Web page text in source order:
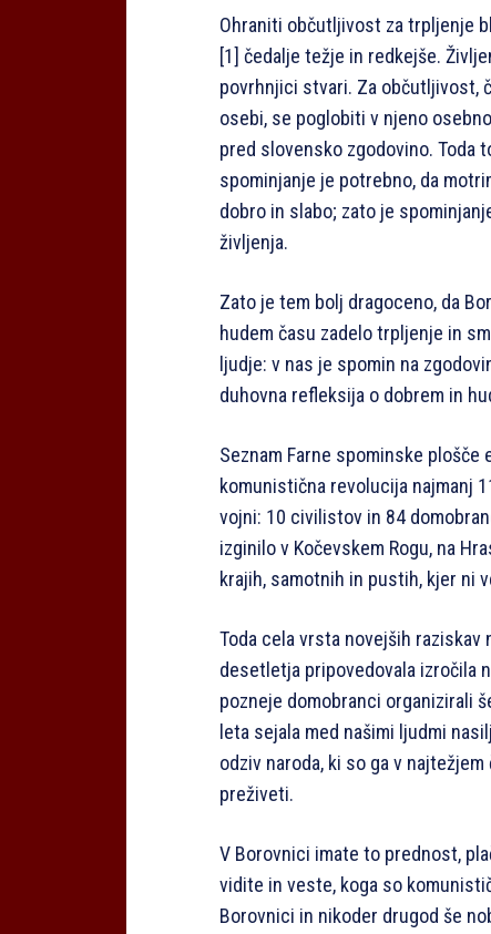
Ohraniti občutljivost za trpljenje
[1] čedalje težje in redkejše.
povrhnjici stvari. Za občutljivost,
osebi, se poglobiti v njeno
pred slovensko zgodovino. Toda
spominjanje je potrebno, da
dobro in slabo; zato je
življenja.
Zato je tem bolj dragoceno, da
hudem času zadelo trpljenje in
ljudje: v nas je spomin na
duhovna refleksija o dobrem in
Seznam Farne spominske
komunistična revolucija najmanj
vojni: 10 civilistov in 84
izginilo v Kočevskem Rogu, na
krajih, samotnih in pustih, kjer ni
Toda cela vrsta novejših raziskav
desetletja pripovedovala izročila
pozneje domobranci organizirali
leta sejala med našimi ljudmi
odziv naroda, ki so ga v
preživeti.
V Borovnici imate to prednost,
vidite in veste, koga so
Borovnici in nikoder drugod še